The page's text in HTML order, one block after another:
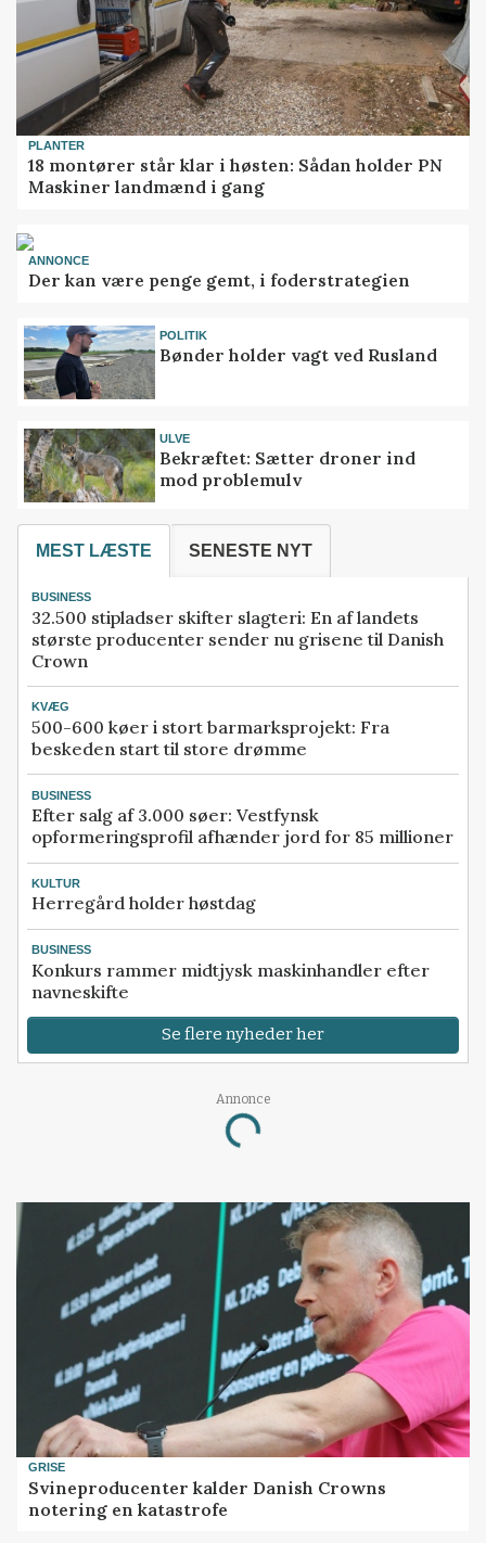
PLANTER
18 montører står klar i høsten: Sådan holder PN
Maskiner landmænd i gang
ANNONCE
Der kan være penge gemt, i foderstrategien
POLITIK
Bønder holder vagt ved Rusland
ULVE
Bekræftet: Sætter droner ind
mod problemulv
MEST LÆSTE SENESTE NYT
BUSINESS
32.500 stipladser skifter slagteri: En af landets
største producenter sender nu grisene til Danish
Crown
KVÆG
500-600 køer i stort barmarksprojekt: Fra
beskeden start til store drømme
BUSINESS
Efter salg af 3.000 søer: Vestfynsk
opformeringsprofil afhænder jord for 85 millioner
KULTUR
Herregård holder høstdag
BUSINESS
Konkurs rammer midtjysk maskinhandler efter
navneskifte
Se flere nyheder her
Annonce
Loading...
GRISE
Svineproducenter kalder Danish Crowns
notering en katastrofe